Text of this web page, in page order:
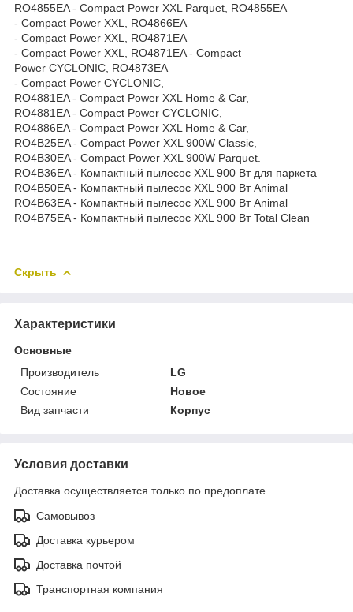
RO4855EA - Compact Power XXL Parquet, RO4855EA
- Compact Power XXL, RO4866EA
- Compact Power XXL, RO4871EA
- Compact Power XXL, RO4871EA - Compact
Power CYCLONIC, RO4873EA
- Compact Power CYCLONIC,
RO4881EA - Compact Power XXL Home & Car,
RO4881EA - Compact Power CYCLONIC,
RO4886EA - Compact Power XXL Home & Car,
RO4B25EA - Compact Power XXL 900W Classic,
RO4B30EA - Compact Power XXL 900W Parquet.
RO4B36EA - Компактный пылесос XXL 900 Вт для паркета
RO4B50EA - Компактный пылесос XXL 900 Вт Animal
RO4B63EA - Компактный пылесос XXL 900 Вт Animal
RO4B75EA - Компактный пылесос XXL 900 Вт Total Clean
Скрыть
Характеристики
Основные
Производитель
LG
Состояние
Новое
Вид запчасти
Корпус
Условия доставки
Доставка осуществляется только по предоплате.
Самовывоз
Доставка курьером
Доставка почтой
Транспортная компания